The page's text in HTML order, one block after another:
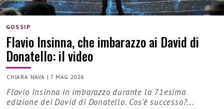
GOSSIP
Flavio Insinna, che imbarazzo ai David di
Donatello: il video
CHIARA NAVA |7 MAG 2026
Flavio Insinna in imbarazzo durante la 71esima
edizione dei David di Donatello. Cos'è successo?...